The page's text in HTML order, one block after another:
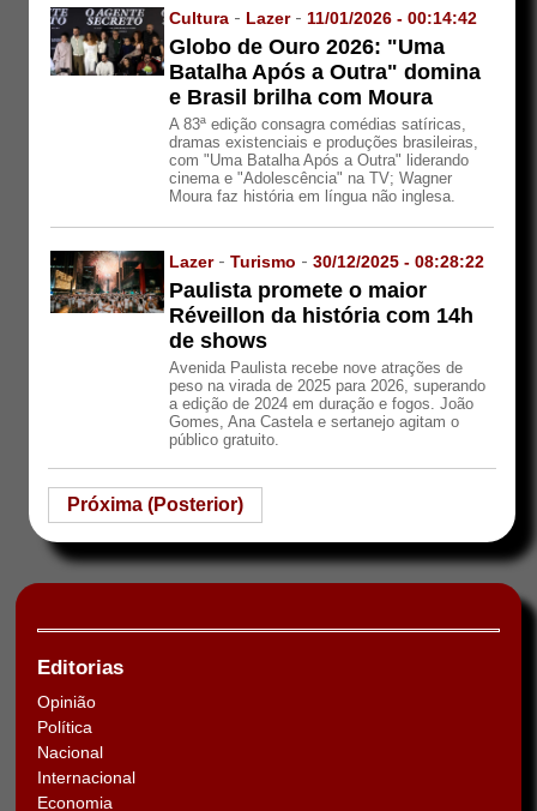
Cultura - Lazer- 11/01/2026 - 00:14:42
Globo de Ouro 2026: "Uma
Batalha Após a Outra" domina
e Brasil brilha com Moura
A 83ª edição consagra comédias satíricas,
dramas existenciais e produções brasileiras,
com "Uma Batalha Após a Outra" liderando
cinema e "Adolescência" na TV; Wagner
Moura faz história em língua não inglesa.
Lazer-Turismo -30/12/2025 - 08:28:22
Paulista promete o maior
Réveillon da história com 14h
de shows
Avenida Paulista recebe nove atrações de
peso na virada de 2025 para 2026, superando
a edição de 2024 em duração e fogos. João
Gomes, Ana Castela e sertanejo agitam o
público gratuito.
Próxima (Posterior)
Editorias
Opinião
Política
Nacional
Internacional
Economia